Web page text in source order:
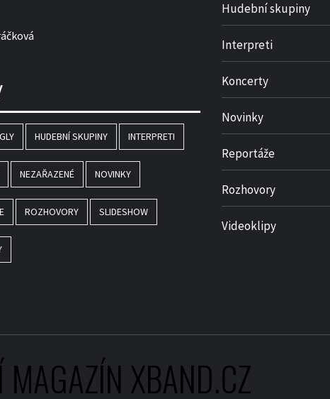
HUDEBNÍ SKUPINY INTERPRETI
NEZAŘAZENÉ NOVINKY
ROZHOVORY SLIDESHOW
Hudební skupiny
Interpreti
Koncerty
Novinky
Reportáže
Rozhovory
Videoklipy
MAGAZÍN XBAND.CZ